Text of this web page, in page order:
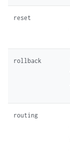
reset
rollback
routing